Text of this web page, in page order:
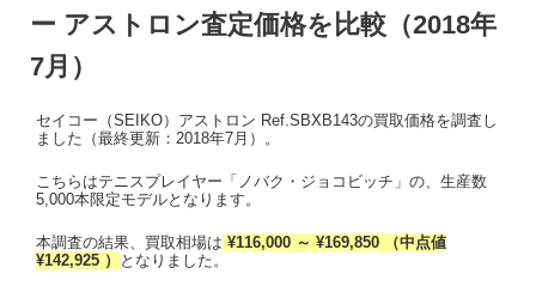
ー アストロン査定価格を比較（2018年
7月）
セイコー（SEIKO）アストロン Ref.SBXB143の買取価格を調査し
ました（最終更新：2018年7月）。
こちらはテニスプレイヤー「ノバク・ジョコビッチ」の、生産数
5,000本限定モデルとなります。
本調査の結果、買取相場は ¥116,000 ～ ¥169,850 （中点値
¥142,925 ）
となりました。